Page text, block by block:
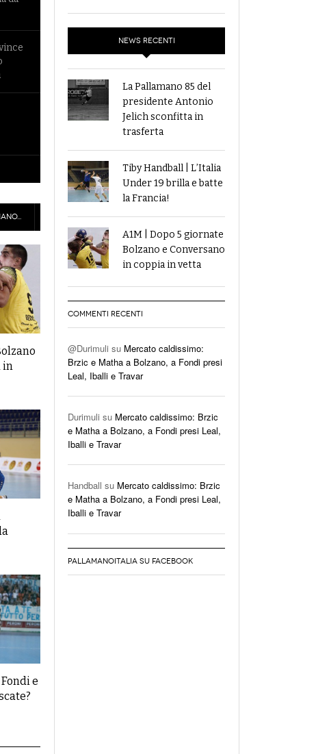
Gli Staff Azzurri:
Nazionale F | Buona Italia A Montesilvano Ma
Vince La Polonia 25-33- 31 May 2018
da
e
NEWS RECENTI
La Pallamano 85 del
presidente Antonio
Jelich sconfitta in
trasferta
Tiby Handball | L’Italia
Under 19 brilla e batte
la Francia!
A1M | Dopo 5 giornate
Bolzano e Conversano
in coppia in vetta
COMMENTI RECENTI
@Durimuli su Mercato caldissimo:
Brzic e Matha a Bolzano, a Fondi presi
Leal, Iballi e Travar
Durimuli su Mercato caldissimo: Brzic
e Matha a Bolzano, a Fondi presi Leal,
Iballi e Travar
Handball su Mercato caldissimo: Brzic
e Matha a Bolzano, a Fondi presi Leal,
Iballi e Travar
PALLAMANOITALIA SU FACEBOOK